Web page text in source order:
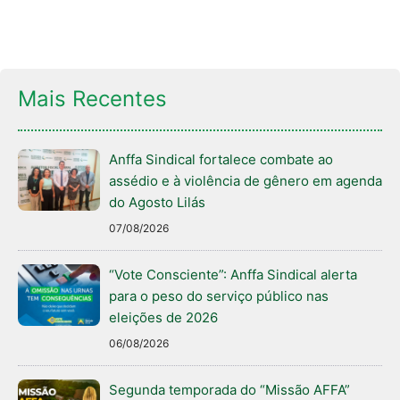
Mais Recentes
Anffa Sindical fortalece combate ao
assédio e à violência de gênero em agenda
do Agosto Lilás
07/08/2026
“Vote Consciente”: Anffa Sindical alerta
para o peso do serviço público nas
eleições de 2026
06/08/2026
Segunda temporada do “Missão AFFA”